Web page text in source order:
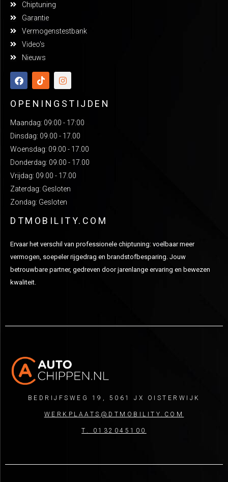
Chiptuning
Garantie
Vermogenstestbank
Video's
Nieuws
OPENINGSTIJDEN
Maandag: 09:00 - 17:00
Dinsdag: 09.00 - 17.00
Woensdag: 09.00 - 17.00
Donderdag: 09.00 - 17.00
Vrijdag: 09.00 - 17.00
Zaterdag: Gesloten
Zondag: Gesloten
DTMOBILITY.COM
Ervaar het verschil van professionele chiptuning: voelbaar meer
vermogen, soepeler rijgedrag en brandstofbesparing. Jouw
betrouwbare partner, gedreven door jarenlange ervaring en bewezen
kwaliteit.
BEDRIJFSWEG 19, 5061 JX OISTERWIJK
WERKPLAATS@DTMOBILITY.COM
T. 0132045100